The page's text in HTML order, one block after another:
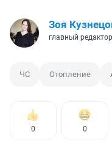
Зоя
главный
ЧС Отопление
0 0